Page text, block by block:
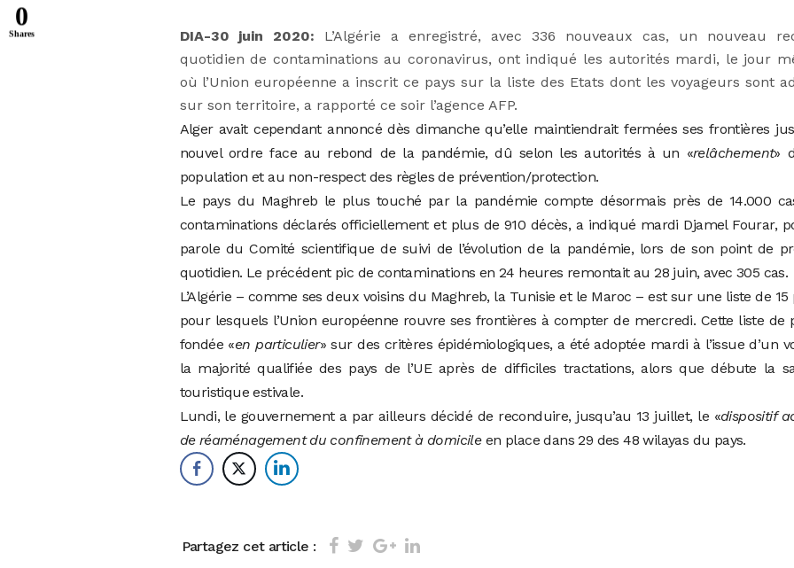
DIA-30 juin 2020: L’Algérie a enregistré, avec 336 nouveaux cas, un nouveau
quotidien de contaminations au coronavirus, ont indiqué les autorités mardi, le jour
où l’Union européenne a inscrit ce pays sur la liste des Etats dont les voyageurs sont
sur son territoire, a rapporté ce soir l’agence AFP.
Alger avait cependant annoncé dès dimanche qu’elle maintiendrait fermées ses frontières
nouvel ordre face au rebond de la pandémie, dû selon les autorités à un «relâchement»
population et au non-respect des règles de prévention/protection.
Le pays du Maghreb le plus touché par la pandémie compte désormais près de 14.000
contaminations déclarés officiellement et plus de 910 décès, a indiqué mardi Djamel Fourar,
parole du Comité scientifique de suivi de l’évolution de la pandémie, lors de son point de
quotidien. Le précédent pic de contaminations en 24 heures remontait au 28 juin, avec 305 cas.
L’Algérie – comme ses deux voisins du Maghreb, la Tunisie et le Maroc – est sur une liste de 15
pour lesquels l’Union européenne rouvre ses frontières à compter de mercredi. Cette liste de
fondée «en particulier» sur des critères épidémiologiques, a été adoptée mardi à l’issue d’un
la majorité qualifiée des pays de l’UE après de difficiles tractations, alors que débute la
touristique estivale.
Lundi, le gouvernement a par ailleurs décidé de reconduire, jusqu’au 13 juillet, le «dispositif
de réaménagement du confinement à domicile en place dans 29 des 48 wilayas du pays.
Partagez cet article :
0
Shares